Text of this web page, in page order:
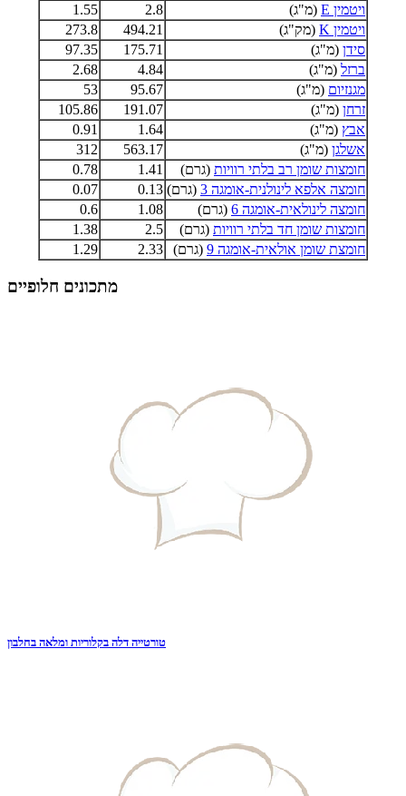
ויטמין E
(מ"ג) 2.8
1.55
ויטמין K
(מק"ג) 494.21
273.8
סידן (מ"ג) 175.71
97.35
ברזל (מ"ג) 4.84
2.68
מגנזיום (מ"ג) 95.67
53
זרחן (מ"ג) 191.07
105.86
אבץ (מ"ג) 1.64
0.91
אשלגן (מ"ג) 563.17
312
חומצות שומן רב בלתי רוויות (גרם) 1.41
0.78
חומצה אלפא לינולנית-אומגה 3
(גרם) 0.13
0.07
חומצה לינולאית-אומגה 6
(גרם) 1.08
0.6
חומצות שומן חד בלתי רוויות (גרם) 2.5
1.38
חומצת שומן אולאית-אומגה 9
(גרם) 2.33
1.29
מתכונים חלופיים
טורטייה דלה בקלוריות ומלאה בחלבון